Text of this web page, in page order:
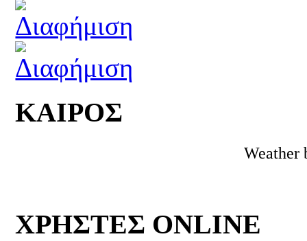
ΚΑΙΡΟΣ
Weather
ΧΡΗΣΤΕΣ ONLINE